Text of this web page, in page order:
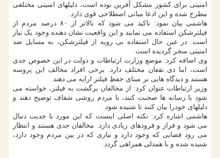
امنیتی برای کشور مشکل آفرین بوده است، دلیلهای امنیتی مختلفی
مطرح شده و این ادعا مبانی اصطلاحی قوی دارد.
هاشمی بیان نمود: تاکید می شود که بالاتر از ۸۰ درصد مردم از
فیلترشکن استفاده می نمایند و این واقعیت نشان دهنده وجود یک نیاز
است. در عین حال استفاده بی رویه از فیلترشکن، به مسایل ضد
امنیتی منجر گردیده است.
وی اضافه کرد: موضع وزارت ارتباطات و دولت در این خصوص جدی
است، اما ذی نفعان مختلف دارد. برخی افراد مخالف این پروسه
هستند و دیدگاه هایی بر مبنای حفظِ فیلتر ارایه می دهند.
وزیر ارتباطات عنوان کرد: از مخالفان برگشت به فیلتر، خواسته می
شود با رسانه ها صحبت کنند، با مردم روشی شفاف توضیح دهند و
دلیلهای خودرا بیان کنند تا شنیده شود.
هاشمی اشاره کرد: نکته اصلی اینست که این مورد با جدیت دنبال
می شود و فراز و فرودهای زیادی دارد. مخالفان جدی هستند و انتظار
می رود فضایی که وجود دارد و نیازی که در بین مردم وجود دارد،
شنیده شده و با همدلی همراهی گردد.